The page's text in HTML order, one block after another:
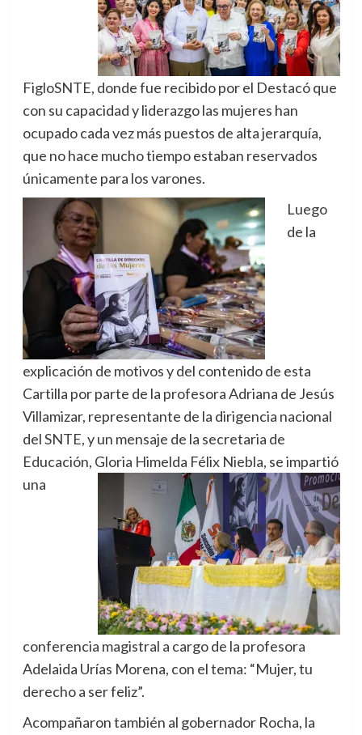
FigloSNTE, donde fue recibido por el Destacó que
con su capacidad y liderazgo las mujeres han
ocupado cada vez más puestos de alta jerarquía,
que no hace mucho tiempo estaban reservados
únicamente para los varones.
Luego
de la
explicación de motivos y del contenido de esta
Cartilla por parte de la profesora Adriana de Jesús
Villamizar, representante de la dirigencia nacional
del SNTE, y un mensaje de la secretaria de
Educación, Gloria Himelda Félix Niebla, se impartió
una
conferencia magistral a cargo de la profesora
Adelaida Urías Morena, con el tema: “Mujer, tu
derecho a ser feliz”.
Acompañaron también al gobernador Rocha, la